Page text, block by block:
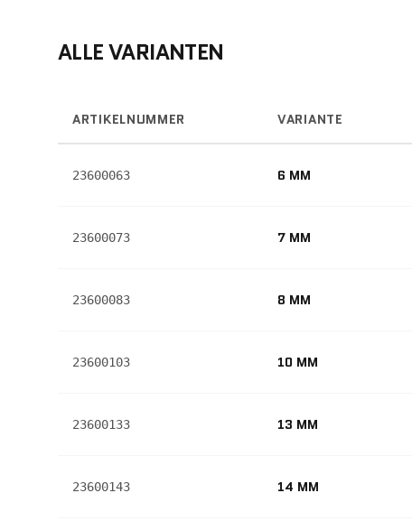
ALLE VARIANTEN
ARTIKELNUMMER VARIANTE
23600063 6 MM
23600073 7 MM
23600083 8 MM
23600103 10 MM
23600133 13 MM
23600143 14 MM